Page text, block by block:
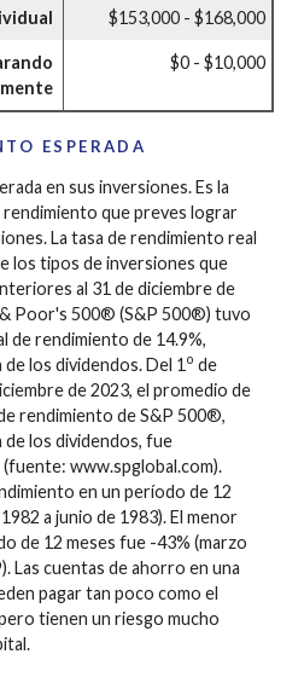
$153,000 - $168,000
$0 - $10,000
ESPERADA
en sus inversiones. Es la
rendimiento que preves lograr
La tasa de rendimiento real
los tipos de inversiones que
al 31 de diciembre de
Poor's 500® (S&P 500®) tuvo
de rendimiento de 14.9%,
los dividendos. Del 1 o de
de 2023, el promedio de
rendimiento de S&P 500®,
los dividendos, fue
www.spglobal.com).
en un período de 12
a junio de 1983). El menor
de 12 meses fue -43% (marzo
Las cuentas de ahorro en una
pagar tan poco como el
tienen un riesgo mucho